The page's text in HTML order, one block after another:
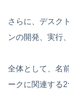
さらに、デスク
ンの開発、実行
全体として、名
ークに関連する2